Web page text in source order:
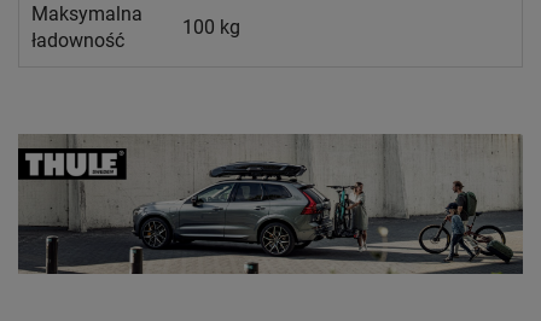
Maksymalna
ładowność
100 kg